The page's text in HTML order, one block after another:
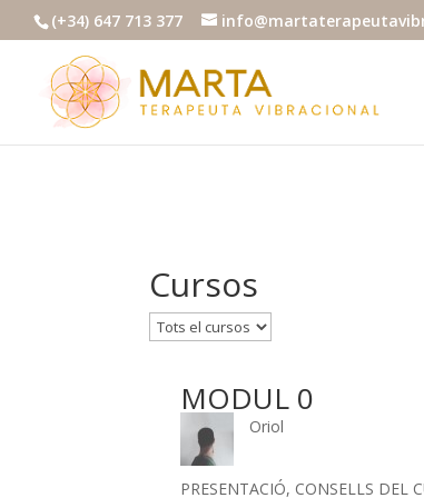
(+34) 647 713 377
Cursos
MODUL 0
Oriol
PRESENTACIÓ, CONSELLS DEL